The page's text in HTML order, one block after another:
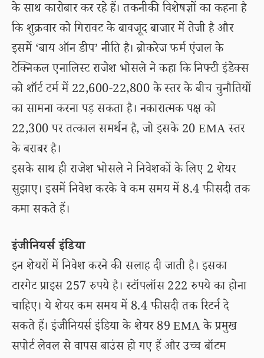
के साथ कारोबार कर रहे हैं। तकनीकी विशेषज्ञों का कहना है
कि शुक्रवार को गिरावट के बावजूद बाजार में तेजी है और
इसमें ‘बाय ऑन डीप’ नीति है। ब्रोकरेज फर्म एंजल के
टेक्निकल एनालिस्ट राजेश भोसले ने कहा कि निफ्टी इंडेक्स
को शॉर्ट टर्म में 22,600-22,800 के स्तर के बीच चुनौतियों
का सामना करना पड़ सकता है। नकारात्मक पक्ष को
22,300 पर तत्काल समर्थन है, जो इसके 20 EMA स्तर
के बराबर है।
इसके साथ ही राजेश भोसले ने निवेशकों के लिए 2 शेयर
सुझाए। इसमें निवेश करके वे कम समय में 8.4 फीसदी तक
कमा सकते हैं।
इंजीनियर्स इंडिया
इन शेयरों में निवेश करने की सलाह दी जाती है। इसका
टारगेट प्राइस 257 रुपये है। स्टॉपलॉस 222 रुपये का होना
चाहिए। ये शेयर कम समय में 8.4 फीसदी तक रिटर्न दे
सकते हैं। इंजीनियर्स इंडिया के शेयर 89 EMA के प्रमुख
सपोर्ट लेवल से वापस बाउंस हो गए हैं और उच्च बॉटम